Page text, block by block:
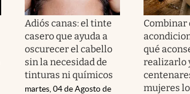
Adiós canas: el tinte
casero que ayuda a
oscurecer el cabello
sin la necesidad de
tinturas ni químicos
martes, 04 de Agosto de
Combinar
qué
realizarlo
mujeres